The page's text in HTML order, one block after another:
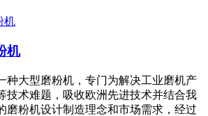
机
种大型磨粉机，专门为解决工业磨机产
技术难题，吸收欧洲先进技术并结合我
磨粉机设计制造理念和市场需求，经过